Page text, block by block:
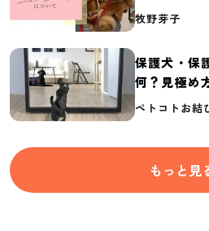
介
牧野芽子
保護犬・保
何？見極め
要なものを
ペトコトお結
もっと見